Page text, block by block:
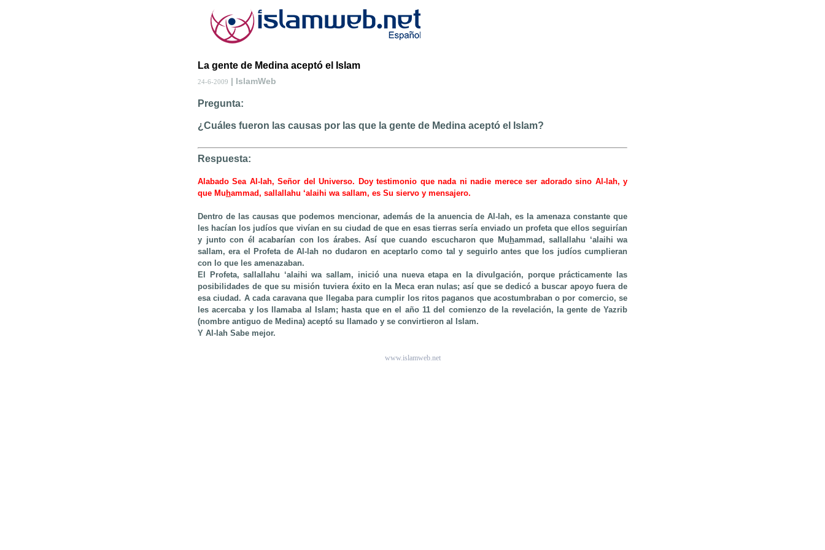
La gente de Medina aceptó el Islam
24-6-2009 | IslamWeb
Pregunta:
¿Cuáles fueron las causas por las que la gente de Medina aceptó el Islam?
Respuesta:
Alabado Sea Al-lah, Señor del Universo. Doy testimonio que nada ni nadie merece ser adorado sino Al-lah, y
que Mu hammad, sallallahu ‘alaihi wa sallam, es Su siervo y mensajero.
Dentro de las causas que podemos mencionar, además de la anuencia de Al-lah, es la amenaza constante que
les hacían los judíos que vivían en su ciudad de que en esas tierras sería enviado un profeta que ellos seguirían
y junto con él acabarían con los árabes. Así que cuando escucharon que Mu hammad, sallallahu ‘alaihi wa
sallam, era el Profeta de Al-lah no dudaron en aceptarlo como tal y seguirlo antes que los judíos cumplieran
con lo que les amenazaban.
El Profeta, sallallahu ‘alaihi wa sallam, inició una nueva etapa en la divulgación, porque prácticamente las
posibilidades de que su misión tuviera éxito en la Meca eran nulas; así que se dedicó a buscar apoyo fuera de
esa ciudad. A cada caravana que llegaba para cumplir los ritos paganos que acostumbraban o por comercio, se
les acercaba y los llamaba al Islam; hasta que en el año 11 del comienzo de la revelación, la gente de Yazrib
(nombre antiguo de Medina) aceptó su llamado y se convirtieron al Islam.
Y Al-lah Sabe mejor.
www.islamweb.net